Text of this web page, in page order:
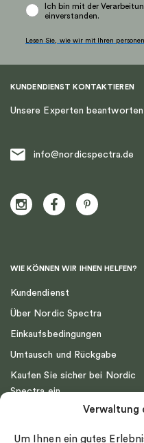
Verwaltung
Um Ihnen ein gutes
Ich bin mit der
einverstanden.
Lesen Sie, wie wir mit Ihren
KUNDENDIENST KONTAKTIEREN
Unsere Experten beantworten
info@nordicspectra.de
WIE KÖNNEN WIR IHNEN HELFEN?
Kundendienst
Über Nordic Spectra
Einkaufsbedingungen
Umtausch und Rückgabe
Kaufen Sie sicher bei Nordic
Spectra ein
Impressum